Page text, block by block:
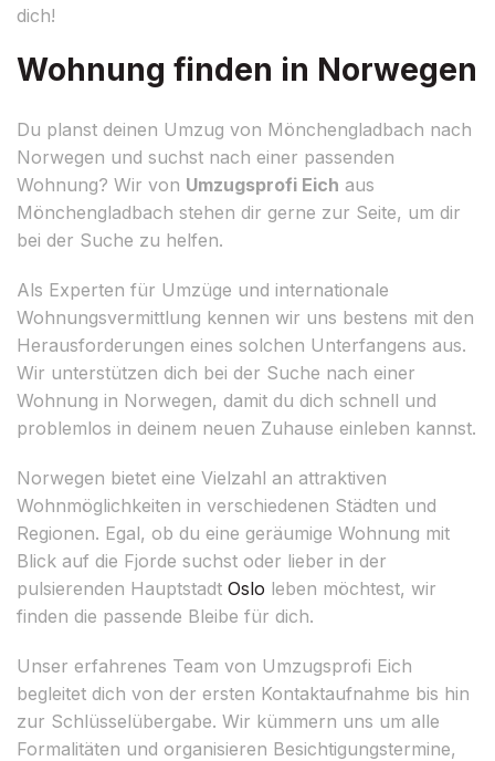
dich!
Wohnung finden in Norwegen
Du planst deinen Umzug von Mönchengladbach nach
Norwegen und suchst nach einer passenden
Wohnung? Wir von Umzugsprofi Eich aus
Mönchengladbach stehen dir gerne zur Seite, um dir
bei der Suche zu helfen.
Als Experten für Umzüge und internationale
Wohnungsvermittlung kennen wir uns bestens mit den
Herausforderungen eines solchen Unterfangens aus.
Wir unterstützen dich bei der Suche nach einer
Wohnung in Norwegen, damit du dich schnell und
problemlos in deinem neuen Zuhause einleben kannst.
Norwegen bietet eine Vielzahl an attraktiven
Wohnmöglichkeiten in verschiedenen Städten und
Regionen. Egal, ob du eine geräumige Wohnung mit
Blick auf die Fjorde suchst oder lieber in der
pulsierenden Hauptstadt Oslo leben möchtest, wir
finden die passende Bleibe für dich.
Unser erfahrenes Team von Umzugsprofi Eich
begleitet dich von der ersten Kontaktaufnahme bis hin
zur Schlüsselübergabe. Wir kümmern uns um alle
Formalitäten und organisieren Besichtigungstermine,